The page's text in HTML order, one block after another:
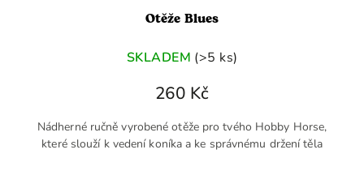
Otěže Blues
SKLADEM (>5 ks)
260 Kč
Nádherné ručně vyrobené otěže pro tvého Hobby Horse,
které slouží k vedení koníka a ke správnému držení těla